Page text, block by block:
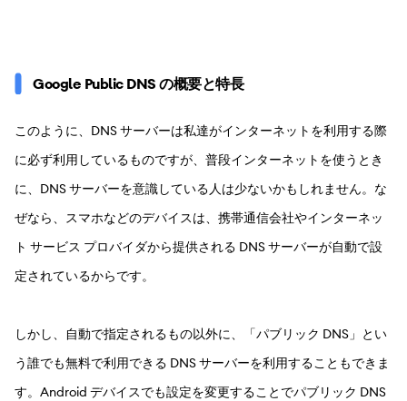
Google Public DNS の概要と特長
このように、DNS サーバーは私達がインターネットを利用する際
に必ず利用しているものですが、普段インターネットを使うとき
に、DNS サーバーを意識している人は少ないかもしれません。な
ぜなら、スマホなどのデバイスは、携帯通信会社やインターネッ
ト サービス プロバイダから提供される DNS サーバーが自動で設
定されているからです。
しかし、自動で指定されるもの以外に、「パブリック DNS」とい
う誰でも無料で利用できる DNS サーバーを利用することもできま
す。Android デバイスでも設定を変更することでパブリック DNS